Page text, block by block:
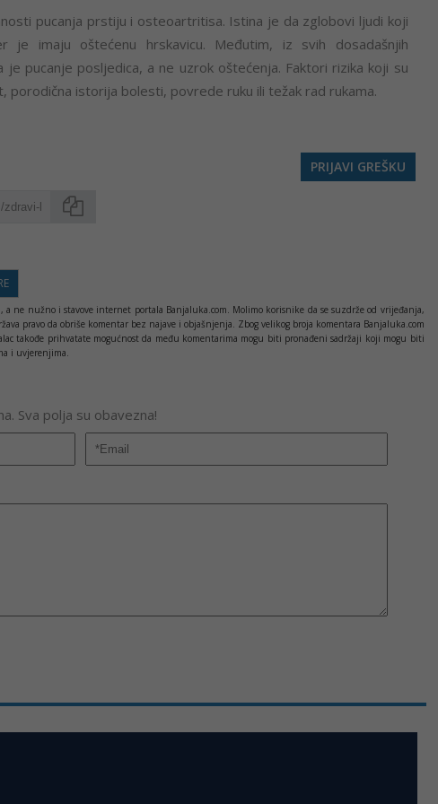
pucanja prstiju i osteoartritisa. Istina je da zglobovi ljudi koji
je imaju oštećenu hrskavicu. Međutim, iz svih dosadašnjih
pucanje posljedica, a ne uzrok oštećenja. Faktori rizika koji su
istorija bolesti, povrede ruku ili težak rad rukama.
PRIJAVI GREŠKU
a ne nužno i stavove internet portala Banjaluka.com. Molimo korisnike da se suzdrže od vrijeđanja,
pravo da obriše komentar bez najave i objašnjenja. Zbog velikog broja komentara Banjaluka.com
takođe prihvatate mogućnost da među komentarima mogu biti pronađeni sadržaji koji mogu biti
i uvjerenjima.
Sva polja su obavezna!